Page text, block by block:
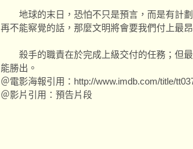
地球的末日，恐怕不只是預言，而是有計
再不能察覺的話，那麼文明將會要我們付上最
殺手的職責在於完成上級交付的任務；但最
能勝出。
＠電影海報引用：http://www.imdb.com/title/
＠影片引用：預告片段